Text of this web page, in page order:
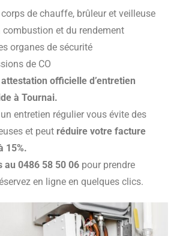
de chauffe, brûleur et veilleuse
combustion et du rendement
organes de sécurité
de CO
attestation officielle d’entretien
à Tournai.
entretien régulier vous évite des
et peut réduire votre facture
15%.
au 0486 58 50 06 pour prendre
en ligne en quelques clics.